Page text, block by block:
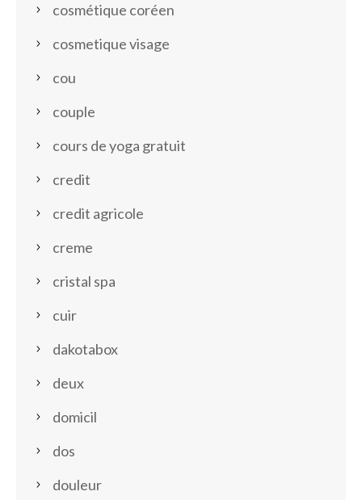
cosmétique coréen
cosmetique visage
cou
couple
cours de yoga gratuit
credit
credit agricole
creme
cristal spa
cuir
dakotabox
deux
domicil
dos
douleur